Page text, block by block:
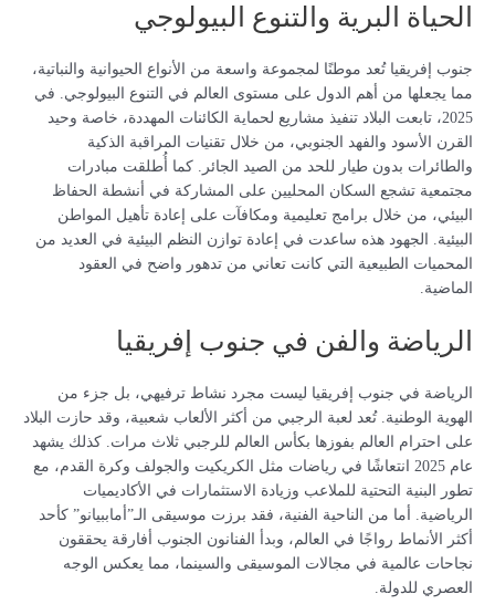
الحياة البرية والتنوع البيولوجي
جنوب إفريقيا تُعد موطنًا لمجموعة واسعة من الأنواع الحيوانية والنباتية،
مما يجعلها من أهم الدول على مستوى العالم في التنوع البيولوجي. في
2025، تابعت البلاد تنفيذ مشاريع لحماية الكائنات المهددة، خاصة وحيد
القرن الأسود والفهد الجنوبي، من خلال تقنيات المراقبة الذكية
والطائرات بدون طيار للحد من الصيد الجائر. كما أُطلقت مبادرات
مجتمعية تشجع السكان المحليين على المشاركة في أنشطة الحفاظ
البيئي، من خلال برامج تعليمية ومكافآت على إعادة تأهيل المواطن
البيئية. الجهود هذه ساعدت في إعادة توازن النظم البيئية في العديد من
المحميات الطبيعية التي كانت تعاني من تدهور واضح في العقود
الماضية.
الرياضة والفن في جنوب إفريقيا
الرياضة في جنوب إفريقيا ليست مجرد نشاط ترفيهي، بل جزء من
الهوية الوطنية. تُعد لعبة الرجبي من أكثر الألعاب شعبية، وقد حازت البلاد
على احترام العالم بفوزها بكأس العالم للرجبي ثلاث مرات. كذلك يشهد
عام 2025 انتعاشًا في رياضات مثل الكريكيت والجولف وكرة القدم، مع
تطور البنية التحتية للملاعب وزيادة الاستثمارات في الأكاديميات
الرياضية. أما من الناحية الفنية، فقد برزت موسيقى الـ”أماببيانو” كأحد
أكثر الأنماط رواجًا في العالم، وبدأ الفنانون الجنوب أفارقة يحققون
نجاحات عالمية في مجالات الموسيقى والسينما، مما يعكس الوجه
العصري للدولة.